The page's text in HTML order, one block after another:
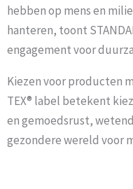
hebben op mens en
hanteren, toont
engagement voor
Kiezen voor producten
TEX® label betekent
en gemoedsrust,
gezondere wereld voor